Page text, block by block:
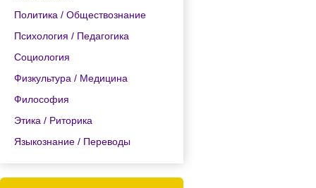
Политика / Обществознание
Психология / Педагогика
Социология
Физкультура / Медицина
Философия
Этика / Риторика
Языкознание / Переводы